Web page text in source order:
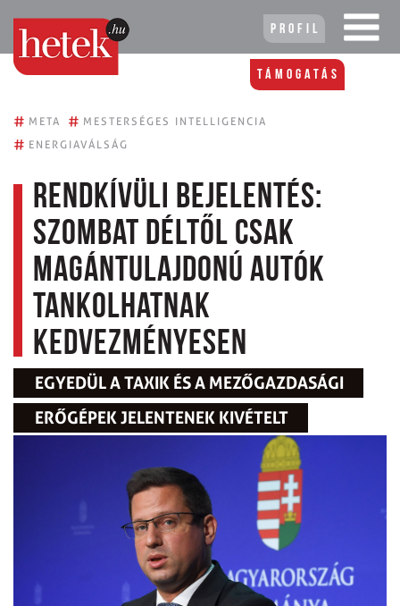
Profil
Támogatás
# META # MESTERSÉGES INTELLIGENCIA
# ENERGIAVÁLSÁG
Rendkívüli bejelentés:
szombat déltől csak
magántulajdonú autók
tankolhatnak
kedvezményesen
EGYEDÜL A TAXIK ÉS A MEZŐGAZDASÁGI
ERŐGÉPEK JELENTENEK KIVÉTELT